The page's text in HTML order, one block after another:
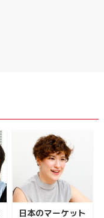
日本のマーケット